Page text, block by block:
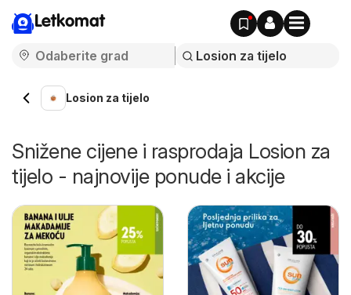
Letkomat
Losion za tijelo
Snižene cijene i rasprodaja Losion za
tijelo - najnovije ponude i akcije